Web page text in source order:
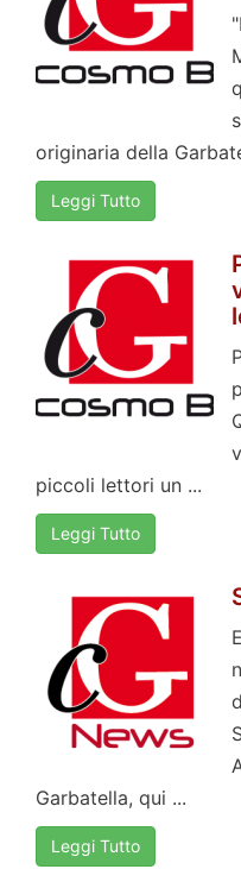
originaria della
Leggi Tutto
piccoli lettori un ...
Leggi Tutto
Garbatella, qui ...
Leggi Tutto